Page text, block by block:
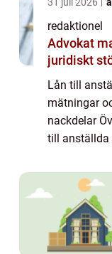
31 juli 2026
redaktionel
Advokat malmö så
juridiskt
Lån till
mätningar
nackdelar
till anställda
Det innebär